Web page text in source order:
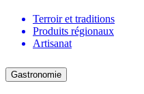
Terroir et traditions
Produits régionaux
Artisanat
Gastronomie